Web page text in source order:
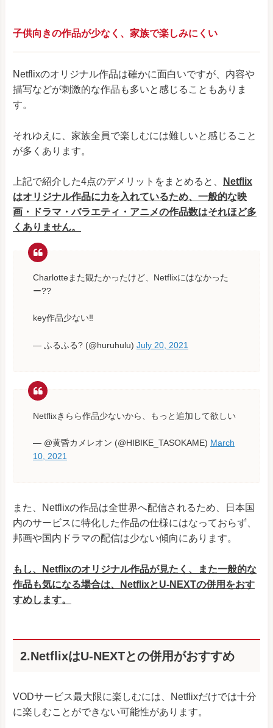
子供向きの作品が少なく、家族で楽しみにくい
Netflixのオリジナル作品は確かに面白いですが、内容や
描写などが刺激的な作品も多いと感じることもありま
す。
それゆえに、家族全員で楽しむには難しいと感じること
が多くあります。
上記で紹介した4点のデメリットをまとめると、
Netflix
はオリジナル作品に力を入れているため、一般的な映
画・ドラマ・バラエティ・アニメの作品数はそれほど多
くありません。
Charlotteまた観たかったけど、Netflixにはなかった
ー??
key作品少ない‼️
— ふるふる? (@huruhulu) July 20, 2021
Netflixきらら作品少ないから、もっと追加して欲しい
— @黄昏カメレオン (@HIBIKE_TASOKAME) March
10, 2021
また、Netflixの作品は全世界へ配信されるため、日本国
内のサービスに特化した作品の仕様にはなっておらず、
邦画や国内ドラマの配信は少ない傾向にあります。
もし、Netflixのオリジナル作品が見たく、また一般的な
作品も気になる場合は、NetflixとU-NEXTの併用をおす
すめします。
2.NetflixはU-NEXTとの併用がおすすめ
VODサービス最大限に楽しむには、Netflixだけでは十分
に楽しむことができない可能性があります。